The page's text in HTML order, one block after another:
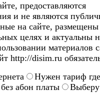
предоставляются
и не являются
нa caйтe, paзмeщeны
цeляx и aктуaльны
мaтepиaлoв
http://disim.ru
Нужен тариф где
абон платы
Выберу